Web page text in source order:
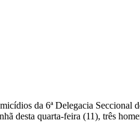
da 6ª Delegacia
desta quarta-feira (11), três